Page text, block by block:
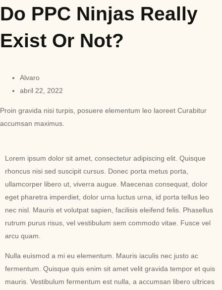
Do PPC Ninjas Really
Exist Or Not?
Alvaro
abril 22, 2022
Proin gravida nisi turpis, posuere elementum leo laoreet Curabitur
accumsan maximus.
Lorem ipsum dolor sit amet, consectetur adipiscing elit. Quisque
rhoncus nisi sed suscipit cursus. Donec porta metus porta,
ullamcorper libero ut, viverra augue. Maecenas consequat, dolor
eget pharetra imperdiet, dolor urna luctus urna, id porta tellus leo
nec nisl. Mauris et volutpat sapien, facilisis eleifend felis. Phasellus
rutrum purus risus, vel vestibulum sem commodo vitae. Fusce vel
arcu quam.
Nulla euismod a mi eu elementum. Mauris iaculis nec justo ac
fermentum. Quisque quis enim sit amet velit gravida tempor et quis
mauris. Vestibulum fermentum est nulla, a accumsan libero ultrices